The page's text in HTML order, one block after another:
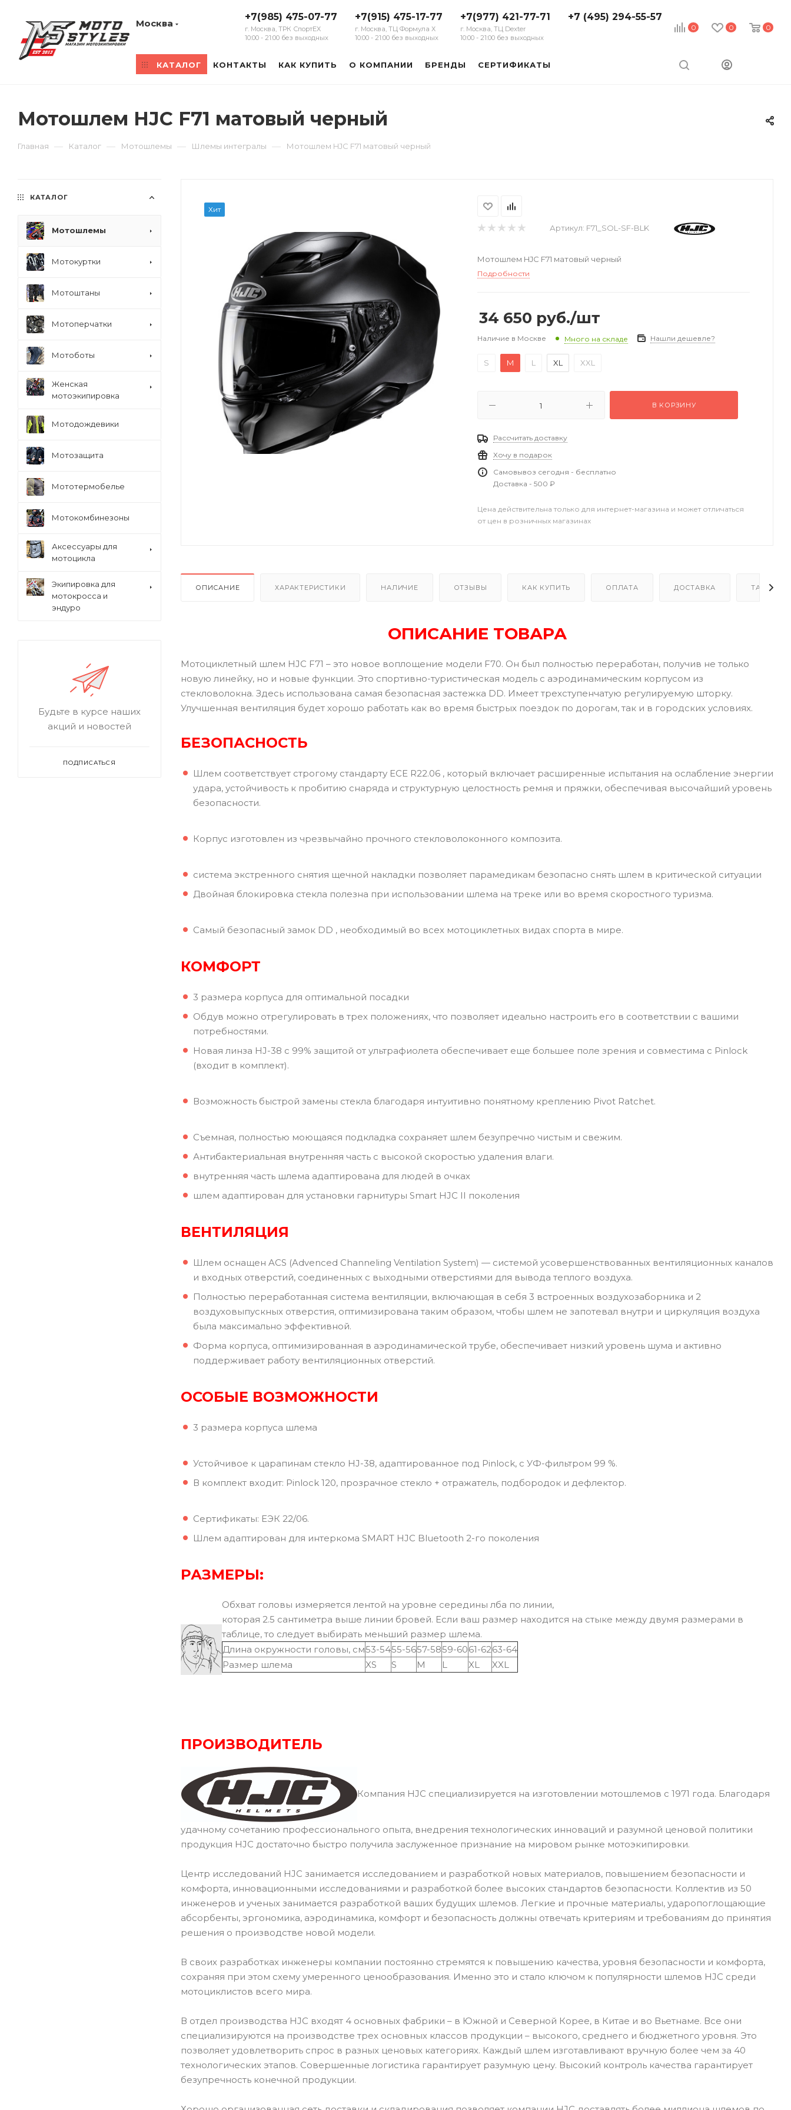
0 0 0
Москва
+7(985) 475-07-77
г. Москва, ТРК СпортЕХ
10:00 - 21:00 без выходных
+7(915) 475-17-77
г. Москва, ТЦ Формула Х
10:00 - 21:00 без выходных
+7(977) 421-77-71
г. Москва, ТЦ Dexter
10:00 - 21:00 без выходных
+7 (495) 294-55-57
КАТАЛОГ КОНТАКТЫ КАК КУПИТЬ О КОМПАНИИ БРЕНДЫ СЕРТИФИКАТЫ
Мотошлем HJC F71 матовый черный
Главная — Каталог — Мотошлемы — Шлемы интегралы — Мотошлем HJC F71 матовый черный
Хит
Артикул: F71_SOL-SF-BLK
Мотошлем HJC F71 матовый черный
Подробности
34 650 руб./шт
Наличие в Москве Много на складе Нашли дешевле?
S M L XL XXL
В КОРЗИНУ
Рассчитать доставку
Хочу в подарок
Самовывоз сегодня - бесплатно
Доставка - 500 ₽
Цена действительна только для интернет-магазина и может отличаться
от цен в розничных магазинах
ОПИСАНИЕ ХАРАКТЕРИСТИКИ НАЛИЧИЕ ОТЗЫВЫ КАК КУПИТЬ ОПЛАТА ДОСТАВКА ТАБЛИЦА
ОПИСАНИЕ ТОВАРА
Мотоциклетный шлем HJC F71 – это новое воплощение модели F70. Он был полностью переработан, получив не только
новую линейку, но и новые функции. Это спортивно-туристическая модель с аэродинамическим корпусом из
стекловолокна. Здесь использована самая безопасная застежка DD. Имеет трехступенчатую регулируемую шторку.
Улучшенная вентиляция будет хорошо работать как во время быстрых поездок по дорогам, так и в городских условиях.
БЕЗОПАСНОСТЬ
Шлем соответствует строгому стандарту ECE R22.06 , который включает расширенные испытания на ослабление энергии
удара, устойчивость к пробитию снаряда и структурную целостность ремня и пряжки, обеспечивая высочайший уровень
безопасности.
Корпус изготовлен из чрезвычайно прочного стекловолоконного композита.
система экстренного снятия щечной накладки позволяет парамедикам безопасно снять шлем в критической ситуации
Двойная блокировка стекла полезна при использовании шлема на треке или во время скоростного туризма.
Самый безопасный замок DD , необходимый во всех мотоциклетных видах спорта в мире.
КОМФОРТ
3 размера корпуса для оптимальной посадки
Обдув можно отрегулировать в трех положениях, что позволяет идеально настроить его в соответствии с вашими
потребностями.
Новая линза HJ-38 с 99% защитой от ультрафиолета обеспечивает еще большее поле зрения и совместима с Pinlock
(входит в комплект).
Возможность быстрой замены стекла благодаря интуитивно понятному креплению Pivot Ratchet.
Съемная, полностью моющаяся подкладка сохраняет шлем безупречно чистым и свежим.
Антибактериальная внутренняя часть с высокой скоростью удаления влаги.
внутренняя часть шлема адаптирована для людей в очках
шлем адаптирован для установки гарнитуры Smart HJC II поколения
ВЕНТИЛЯЦИЯ
Шлем оснащен ACS (Advenced Channeling Ventilation System) — системой усовершенствованных вентиляционных каналов
и входных отверстий, соединенных с выходными отверстиями для вывода теплого воздуха.
Полностью переработанная система вентиляции, включающая в себя 3 встроенных воздухозаборника и 2
воздуховыпускных отверстия, оптимизирована таким образом, чтобы шлем не запотевал внутри и циркуляция воздуха
была максимально эффективной.
Форма корпуса, оптимизированная в аэродинамической трубе, обеспечивает низкий уровень шума и активно
поддерживает работу вентиляционных отверстий.
ОСОБЫЕ ВОЗМОЖНОСТИ
3 размера корпуса шлема
Устойчивое к царапинам стекло HJ-38, адаптированное под Pinlock, с УФ-фильтром 99 %.
В комплект входит: Pinlock 120, прозрачное стекло + отражатель, подбородок и дефлектор.
Сертификаты: ЕЭК 22/06.
Шлем адаптирован для интеркома SMART HJC Bluetooth 2-го поколения
РАЗМЕРЫ:
Обхват головы измеряется лентой на уровне середины лба по линии,
которая 2.5 сантиметра выше линии бровей. Если ваш размер находится на стыке между двумя размерами в
таблице, то следует выбирать меньший размер шлема.
Длина окружности головы, см53-5455-5657-5859-6061-6263-64
Размер шлема
XS S M L XL XXL
ПРОИЗВОДИТЕЛЬ
Компания HJC специализируется на изготовлении мотошлемов с 1971 года. Благодаря
удачному сочетанию профессионального опыта, внедрения технологических инноваций и разумной ценовой политики
продукция HJC достаточно быстро получила заслуженное признание на мировом рынке мотоэкипировки.
Центр исследований HJC занимается исследованием и разработкой новых материалов, повышением безопасности и
комфорта, инновационными исследованиями и разработкой более высоких стандартов безопасности. Коллектив из 50
инженеров и ученых занимается разработкой ваших будущих шлемов. Легкие и прочные материалы, ударопоглощающие
абсорбенты, эргономика, аэродинамика, комфорт и безопасность должны отвечать критериям и требованиям до принятия
решения о производстве новой модели.
В своих разработках инженеры компании постоянно стремятся к повышению качества, уровня безопасности и комфорта,
сохраняя при этом схему умеренного ценообразования. Именно это и стало ключом к популярности шлемов HJC среди
мотоциклистов всего мира.
В отдел производства HJC входят 4 основных фабрики – в Южной и Северной Корее, в Китае и во Вьетнаме. Все они
специализируются на производстве трех основных классов продукции – высокого, среднего и бюджетного уровня. Это
позволяет удовлетворить спрос в разных ценовых категориях. Каждый шлем изготавливают вручную более чем за 40
технологических этапов. Совершенные логистика гарантирует разумную цену. Высокий контроль качества гарантирует
безупречность конечной продукции.
КАТАЛОГ
Мотошлемы
Мотокуртки
Мотоштаны
Мотоперчатки
Мотоботы
Женская
мотоэкипировка
Мотодождевики
Мотозащита
Мототермобелье
Мотокомбинезоны
Аксессуары для
мотоцикла
Экипировка для
мотокросса и
эндуро
Будьте в курсе наших
акций и новостей
ПОДПИСАТЬСЯ